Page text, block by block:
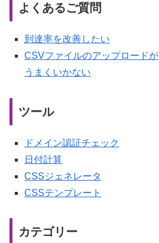
よくあるご質問
到達率を改善したい
CSVファイルのアップロードが
うまくいかない
ツール
ドメイン認証チェック
日付計算
CSSジェネレータ
CSSテンプレート
カテゴリー